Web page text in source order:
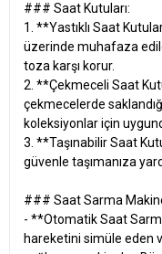
### Saat Kutuları:
1. **Yastıklı Saat
üzerinde muhafaza
toza karşı korur.
2. **Çekmeceli Saat
çekmecelerde
koleksiyonlar için
3. **Taşınabilir Saat
güvenle taşımanıza
### Saat Sarma
- **Otomatik Saat
hareketini simüle eden